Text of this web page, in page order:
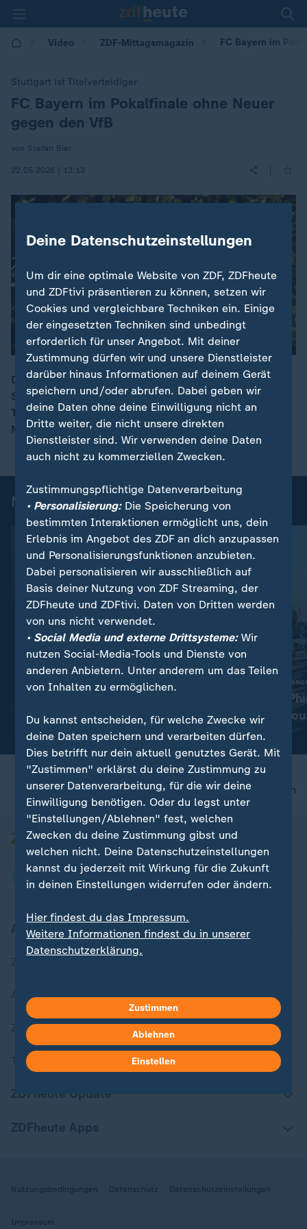
Video ZDF-Mittagsmagazin FC Bayern im
Stuttgart ist Titelverteidiger
:FC Bayern im Pokalfinale ohne Neuer
gegen den VfB
von Stefan Bier
22.05.2026 | 13:13
00:16
Der FC Bayern geht mit einer gehörigen Portion
Sehnsucht in das DFB-Pokalfinale gegen
Titelverteidiger Stuttgart. Nicht mit dabei: Torwart
Manuel Neuer.
Mehr News aus dem Sport
Nachrichten | Sport
Aktuelle Sportnachrichten
auf einen Blick
7. Etappe Tour de
Niewiadoma-
am Mont
Trikot
nach oben
Aktuell bei ZDFheute
Aktuelle Sendungs-Videos
ZDFheute Stories
Themen im Überblick
ZDFheute Update
Nutzungsbedingungen Datenschutz Datenschutzeinstellungen
Impressum
Deine Datenschutzeinstellungen
Um dir eine optimale Website von ZDF, ZDFheute
und ZDFtivi präsentieren zu können, setzen wir
Cookies und vergleichbare Techniken ein. Einige
der eingesetzten Techniken sind unbedingt
erforderlich für unser Angebot. Mit deiner
Zustimmung dürfen wir und unsere Dienstleister
darüber hinaus Informationen auf deinem Gerät
speichern und/oder abrufen. Dabei geben wir
deine Daten ohne deine Einwilligung nicht an
Dritte weiter, die nicht unsere direkten
Dienstleister sind. Wir verwenden deine Daten
auch nicht zu kommerziellen Zwecken.
Zustimmungspflichtige Datenverarbeitung
• Personalisierung:Die Speicherung von
bestimmten Interaktionen ermöglicht uns, dein
Erlebnis im Angebot des ZDF an dich anzupassen
und Personalisierungsfunktionen anzubieten.
Dabei personalisieren wir ausschließlich auf
Basis deiner Nutzung von ZDF Streaming, der
ZDFheute und ZDFtivi. Daten von Dritten werden
von uns nicht verwendet.
• Social Media und externe Drittsysteme:Wir
nutzen Social-Media-Tools und Dienste von
anderen Anbietern. Unter anderem um das Teilen
von Inhalten zu ermöglichen.
Du kannst entscheiden, für welche Zwecke wir
deine Daten speichern und verarbeiten dürfen.
Dies betrifft nur dein aktuell genutztes Gerät. Mit
"Zustimmen" erklärst du deine Zustimmung zu
unserer Datenverarbeitung, für die wir deine
Einwilligung benötigen. Oder du legst unter
"Einstellungen/Ablehnen" fest, welchen
Zwecken du deine Zustimmung gibst und
welchen nicht. Deine Datenschutzeinstellungen
kannst du jederzeit mit Wirkung für die Zukunft
in deinen Einstellungen widerrufen oder ändern.
Hier findest du das Impressum.
Weitere Informationen findest du in unserer
Datenschutzerklärung.
Zustimmen
Ablehnen
Einstellen